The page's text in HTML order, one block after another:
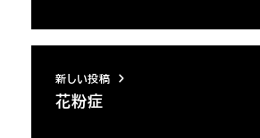
新しい投稿
花粉症